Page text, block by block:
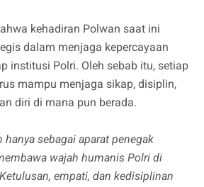
kehadiran Polwan saat ini
dalam menjaga kepercayaan
institusi Polri. Oleh sebab itu, setiap
mampu menjaga sikap, disiplin,
diri di mana pun berada.
hanya sebagai aparat penegak
wajah humanis Polri di
empati, dan kedisiplinan